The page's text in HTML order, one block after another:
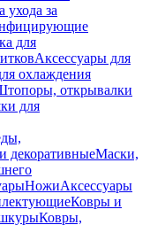
ухода за
для
Аксессуары для
охлаждения
открывалки
для
декоративныеМаски,
НожиАксессуары
Ковры и
Ковры,